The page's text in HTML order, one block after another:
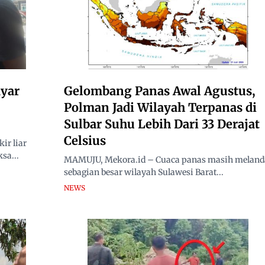
liar
Gelombang Panas Awal Agustus,
Polman Jadi Wilayah Terpanas di
Sulbar Suhu Lebih Dari 33 Derajat
Celsius
MAMUJU, Mekora.id – Cuaca panas masih
sebagian besar wilayah Sulawesi Barat...
NEWS